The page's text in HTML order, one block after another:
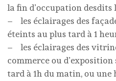
la fin d’occupation desdits
– les éclairages des
éteints au plus tard à 1
– les éclairages des
commerce ou
tard à 1h du matin, ou une